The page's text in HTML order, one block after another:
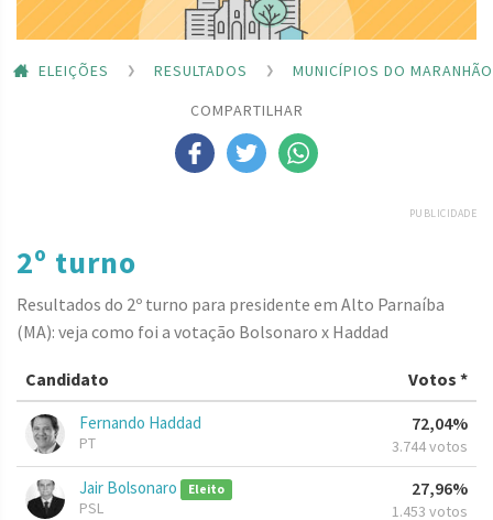
ELEIÇÕES RESULTADOS
MUNICÍPIOS DO MARANHÃO
COMPARTILHAR
PUBLICIDADE
2º turno
Resultados do 2º turno para presidente em Alto Parnaíba
(MA): veja como foi a votação Bolsonaro x Haddad
Candidato Votos *
Fernando Haddad
PT
72,04%
3.744 votos
Jair Bolsonaro Eleito
PSL
27,96%
1.453 votos